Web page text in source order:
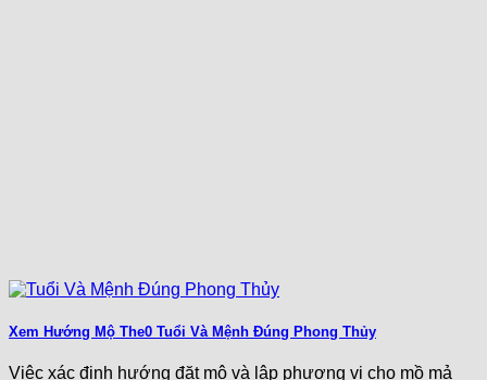
Xem Hướng Mộ The0 Tuổi Và Mệnh Đúng Phong Thủy
Việc xác định hướng đặt mộ và lập phương vị cho mồ mả